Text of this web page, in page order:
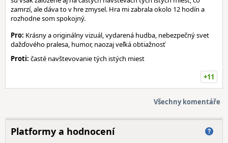
zamrzí, ale dáva to v hre zmysel. Hra mi zabrala okolo 12 hodín a
rozhodne som spokojný.
Pro: Krásny a originálny vizuál, vydarená hudba, nebezpečný svet
dažďového pralesa, humor, naozaj veľká obtiažnosť
Proti: časté navštevovanie tých istých miest
+11
Všechny komentáře
Platformy a hodnocení